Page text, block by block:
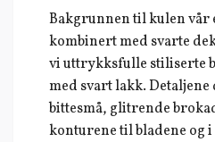
Bakgrunnen til kulen vår
kombinert med svarte
vi uttrykksfulle stiliserte
med svart lakk. Detaljene
bittesmå, glitrende
konturene til bladene og